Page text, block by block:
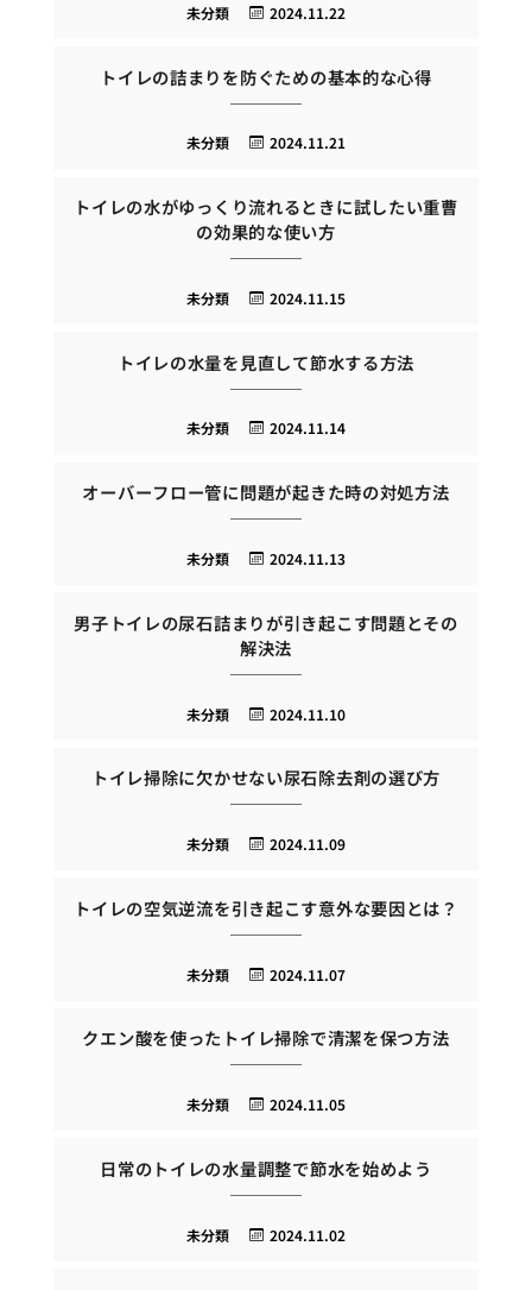
2024.11.22
未分類
トイレの詰まりを防ぐための基本的な心得
2024.11.21
未分類
トイレの水がゆっくり流れるときに試したい重曹
の効果的な使い方
2024.11.15
未分類
トイレの水量を見直して節水する方法
2024.11.14
未分類
オーバーフロー管に問題が起きた時の対処方法
2024.11.13
未分類
男子トイレの尿石詰まりが引き起こす問題とその
解決法
2024.11.10
未分類
トイレ掃除に欠かせない尿石除去剤の選び方
2024.11.09
未分類
トイレの空気逆流を引き起こす意外な要因とは？
2024.11.07
未分類
クエン酸を使ったトイレ掃除で清潔を保つ方法
2024.11.05
未分類
日常のトイレの水量調整で節水を始めよう
2024.11.02
未分類